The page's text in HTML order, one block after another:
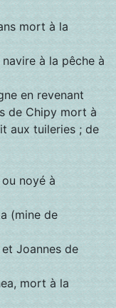
mort à la
à la pêche à
en revenant
de Chipy mort à
aux tuileries ; de
noyé à
(mine de
Joannes de
mort à la